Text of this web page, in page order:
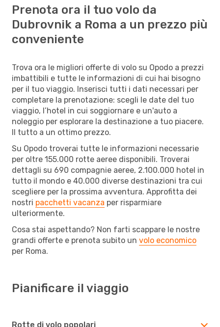
Prenota ora il tuo volo da
Dubrovnik a Roma a un prezzo più
conveniente
Trova ora le migliori offerte di volo su Opodo a prezzi
imbattibili e tutte le informazioni di cui hai bisogno
per il tuo viaggio. Inserisci tutti i dati necessari per
completare la prenotazione: scegli le date del tuo
viaggio, l’hotel in cui soggiornare e un'auto a
noleggio per esplorare la destinazione a tuo piacere.
Il tutto a un ottimo prezzo.
Su Opodo troverai tutte le informazioni necessarie
per oltre 155.000 rotte aeree disponibili. Troverai
dettagli su 690 compagnie aeree, 2.100.000 hotel in
tutto il mondo e 40.000 diverse destinazioni tra cui
scegliere per la prossima avventura. Approfitta dei
nostri pacchetti vacanza per risparmiare
ulteriormente.
Cosa stai aspettando? Non farti scappare le nostre
grandi offerte e prenota subito un volo economico
per Roma.
Pianificare il viaggio
Rotte di volo popolari